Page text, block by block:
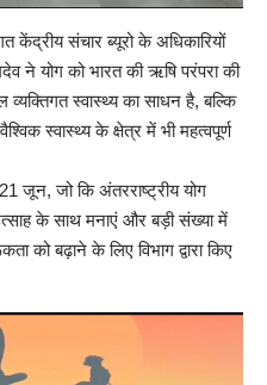
केंद्रीय संचार ब्यूरो के अधिकारियों
ने योग को भारत की ऋषि परंपरा की
स्वास्थ्य का साधन है, बल्कि
स्वास्थ्य के क्षेत्र में भी महत्वपूर्ण
जून, जो कि अंतरराष्ट्रीय योग
के साथ मनाएं और बड़ी संख्या में
को बढ़ाने के लिए विभाग द्वारा किए